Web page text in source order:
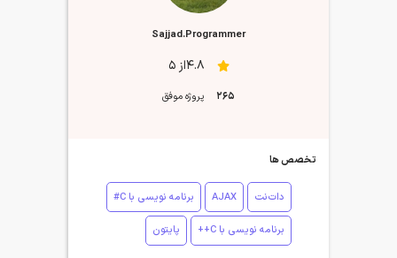
Sajjad.Programmer
4.8از 5
265 پروژه موفق
تخصص ها
دات‌نت AJAX برنامه نویسی با C#
برنامه نویسی با C++ پایتون